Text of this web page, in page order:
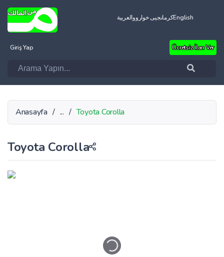
العربيةکرمانجیی خوارووEnglish
Giriş Yap Ücretsiz İlan Ver
Anasayfa / ... / Toyota Corolla
Toyota Corolla